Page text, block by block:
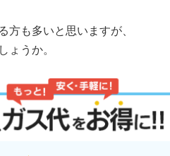
方も多いと思いますが、
ょうか。